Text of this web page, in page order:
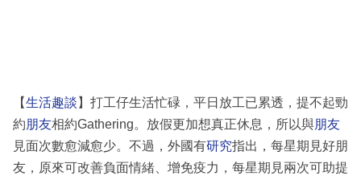
區
【生活趣談 】打工仔生活忙碌，平日放工已累透，提不起勁
約朋友相約Gathering。放假更加想真正休息，所以與朋友
見面次數愈減愈少。不過，外國有研究指出，每星期見好朋
友，原來可改善負面情緒、增免疫力，每星期見兩次可助提